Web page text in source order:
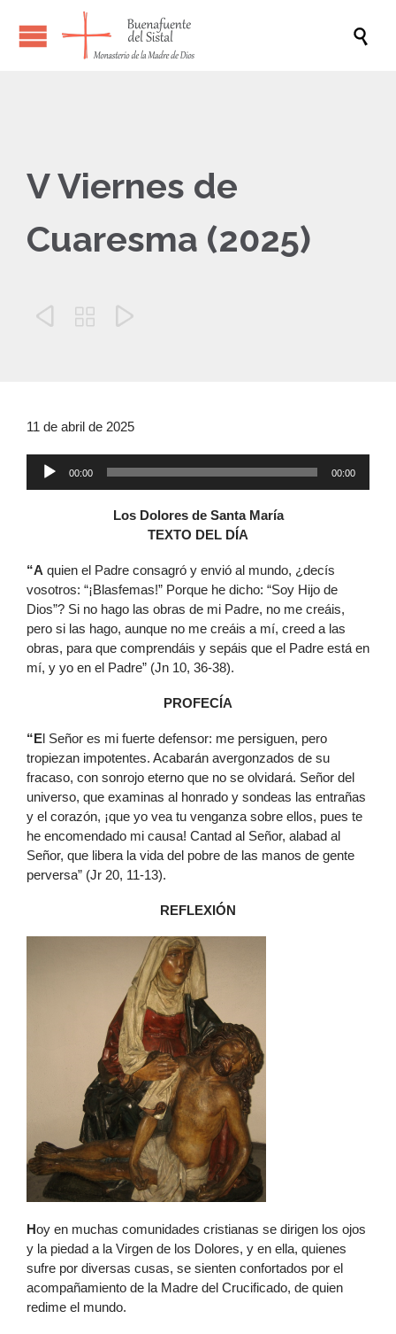

V Viernes de
Cuaresma (2025)
  
11 de abril de 2025
00:00 00:00
Los Dolores de Santa María
TEXTO DEL DÍA
“A quien el Padre consagró y envió al mundo, ¿decís
vosotros: “¡Blasfemas!” Porque he dicho: “Soy Hijo de
Dios”? Si no hago las obras de mi Padre, no me creáis,
pero si las hago, aunque no me creáis a mí, creed a las
obras, para que comprendáis y sepáis que el Padre está en
mí, y yo en el Padre” (Jn 10, 36-38).
PROFECÍA
“El Señor es mi fuerte defensor: me persiguen, pero
tropiezan impotentes. Acabarán avergonzados de su
fracaso, con sonrojo eterno que no se olvidará. Señor del
universo, que examinas al honrado y sondeas las entrañas
y el corazón, ¡que yo vea tu venganza sobre ellos, pues te
he encomendado mi causa! Cantad al Señor, alabad al
Señor, que libera la vida del pobre de las manos de gente
perversa” (Jr 20, 11-13).
REFLEXIÓN
Hoy en muchas comunidades cristianas se dirigen los ojos
y la piedad a la Virgen de los Dolores, y en ella, quienes
sufre por diversas cusas, se sienten confortados por el
acompañamiento de la Madre del Crucificado, de quien
redime el mundo.